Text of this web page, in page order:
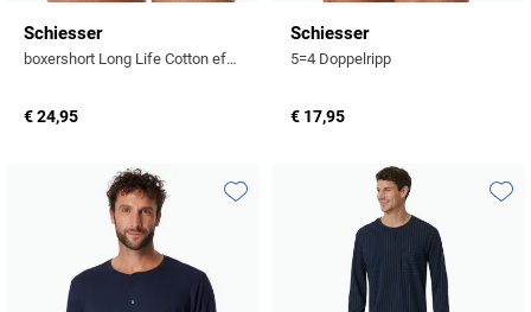
Schiesser
boxershort Long Life Cotton effen zwart
€ 24,95
Schiesser
5=4 Doppelripp
€ 17,95
Toevoegen aan favorieten